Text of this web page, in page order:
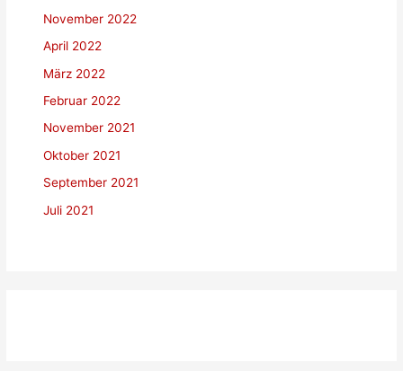
November 2022
April 2022
März 2022
Februar 2022
November 2021
Oktober 2021
September 2021
Juli 2021